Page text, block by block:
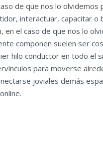
de que nos lo olvidemos
interactuar, capacitar
en el caso de que nos lo
componen suelen ser
hilo conductor en todo el
para moverse
joviales demás